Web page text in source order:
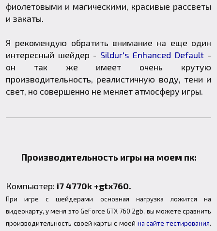
фиолетовыми и магическими, красивые рассветы
и закаты.
Я рекомендую обратить внимание на еще один
интересный шейдер - Sildur's Enhanced Default -
он так же имеет очень крутую
производительность, реалистичную воду, тени и
свет, но совершенно не меняет атмосферу игры.
Производительность игры на моем пк:
Компьютер: i7 4770k +gtx760.
При игре с шейдерами основная нагрузка ложится на
видеокарту, у меня это GeForce GTX 760 2gb, вы можете сравнить
производительность своей карты с моей на сайте тестирования.